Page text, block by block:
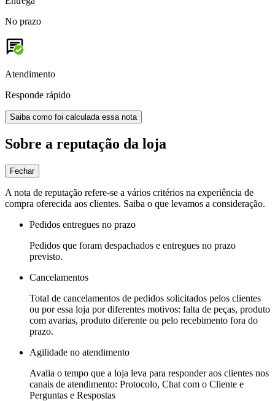
No prazo
Atendimento
Responde rápido
Saiba como foi calculada essa nota
Sobre a reputação da loja
Fechar
A nota de reputação refere-se a vários critérios na experiência de
compra oferecida aos clientes. Saiba o que levamos a consideração.
Pedidos entregues no prazo
Pedidos que foram despachados e entregues no prazo
previsto.
Cancelamentos
Total de cancelamentos de pedidos solicitados pelos clientes
ou por essa loja por diferentes motivos: falta de peças, produto
com avarias, produto diferente ou pelo recebimento fora do
prazo.
Agilidade no atendimento
Avalia o tempo que a loja leva para responder aos clientes nos
canais de atendimento: Protocolo, Chat com o Cliente e
Perguntas e Respostas